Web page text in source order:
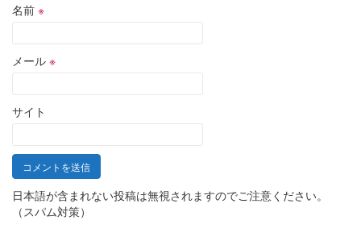
名前 ※
メール ※
サイト
日本語が含まれない投稿は無視されますのでご注意ください。
（スパム対策）